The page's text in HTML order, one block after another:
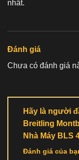
nhất.
Đánh giá
Chưa có đánh giá
Hãy là người
Breitling
Nhà Máy BLS
Đánh giá của